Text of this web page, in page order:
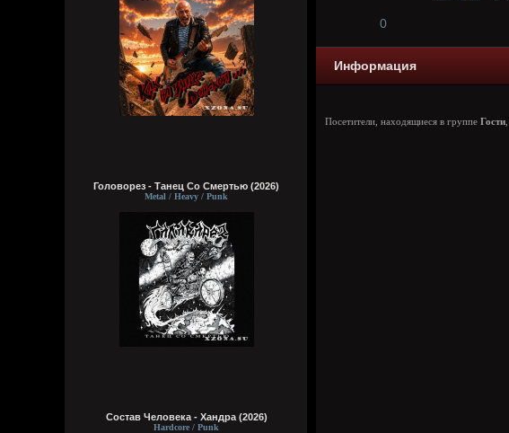
Головорез - Tанец Со Смертью (2026)
Metal / Heavy / Punk
Состав Человека - Хандра (2026)
Hardcore / Punk
0
Информация
Посетители, находящиеся в группе Гости